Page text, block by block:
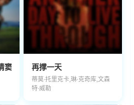
窦初开2023再撑一天
蒂莫·托里克卡,琳·克奇库,文森
特·威勒